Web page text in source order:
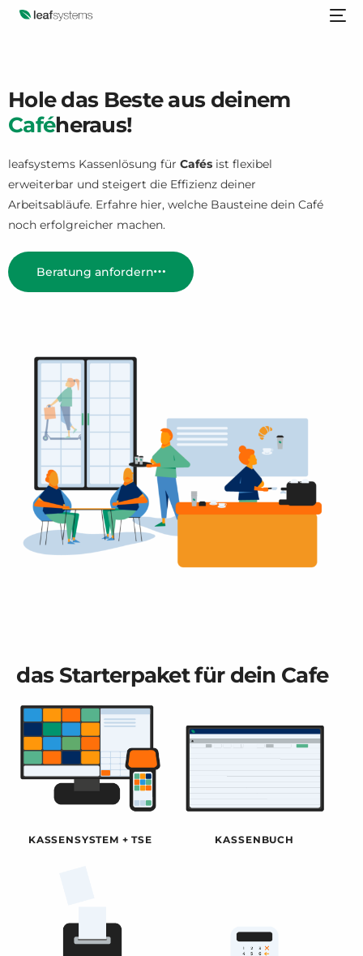
Hole das Beste aus deinem
Caféheraus!
leafsystems Kassenlösung für Cafés ist flexibel
erweiterbar und steigert die Effizienz deiner
Arbeitsabläufe. Erfahre hier, welche Bausteine dein Café
noch erfolgreicher machen.
Beratung anfordern
das Starterpaket für dein Cafe
KASSENSYSTEM + TSE KASSENBUCH